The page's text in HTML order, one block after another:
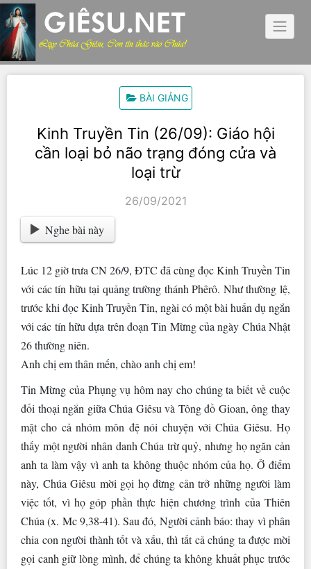
Skip
to
content
BÀI GIẢNG
Kinh Truyền Tin (26/09): Giáo hội
cần loại bỏ não trạng đóng cửa và
loại trừ
26/09/2021
Nghe bài này
Lúc 12 giờ trưa CN 26/9, ĐTC đã cùng đọc Kinh Truyền Tin
với các tín hữu tại quảng trường thánh Phêrô. Như thường lệ,
trước khi đọc Kinh Truyền Tin, ngài có một bài huấn dụ ngắn
với các tín hữu dựa trên đoạn Tin Mừng của ngày Chúa Nhật
26 thường niên.
Anh chị em thân mến, chào anh chị em!
Tin Mừng của Phụng vụ hôm nay cho chúng ta biết về cuộc
đối thoại ngắn giữa Chúa Giêsu và Tông đồ Gioan, ông thay
mặt cho cả nhóm môn đệ nói chuyện với Chúa Giêsu. Họ
thấy một người nhân danh Chúa trừ quỷ, nhưng họ ngăn cản
anh ta làm vậy vì anh ta không thuộc nhóm của họ. Ở điểm
này, Chúa Giêsu mời gọi họ đừng cản trở những người làm
việc tốt, vì họ góp phần thực hiện chương trình của Thiên
Chúa (x. Mc 9,38-41). Sau đó, Người cảnh báo: thay vì phân
chia con người thành tốt và xấu, thì tất cả chúng ta được mời
gọi canh giữ lòng mình, để chúng ta không khuất phục trước